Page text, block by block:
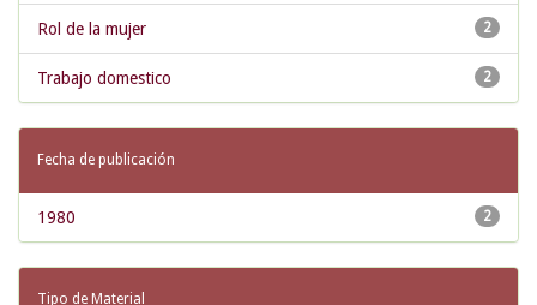
2
Rol de la mujer
2
Trabajo domestico
Fecha de publicación
2
1980
Tipo de Material